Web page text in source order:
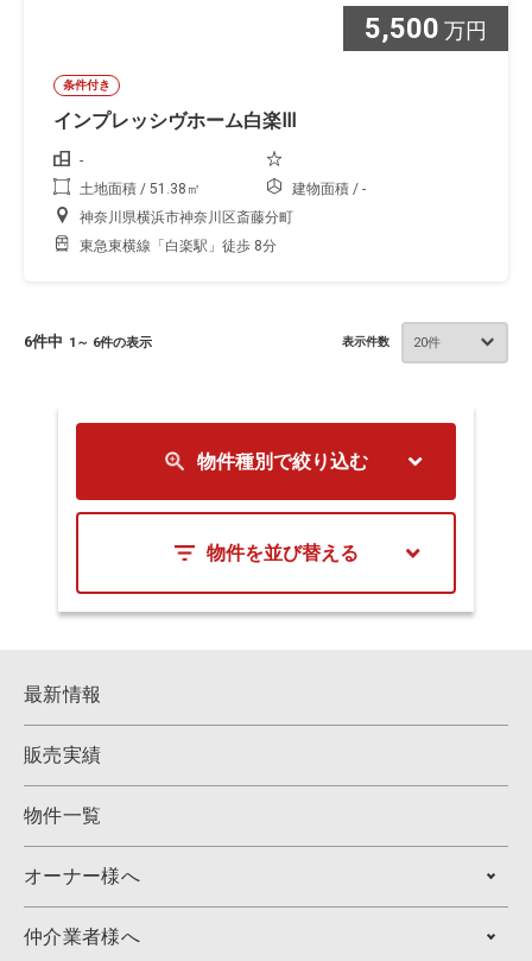
5,500 万円
条件付き
インプレッシヴホーム白楽Ⅲ
-
土地面積 / 51.38㎡
建物面積 / -
神奈川県横浜市神奈川区斎藤分町
東急東横線「白楽駅」徒歩 8分
6件中 1～ 6件の表示 表示件数
物件種別で絞り込む
物件を並び替える
最新情報
販売実績
物件一覧
オーナー様へ
仲介業者様へ